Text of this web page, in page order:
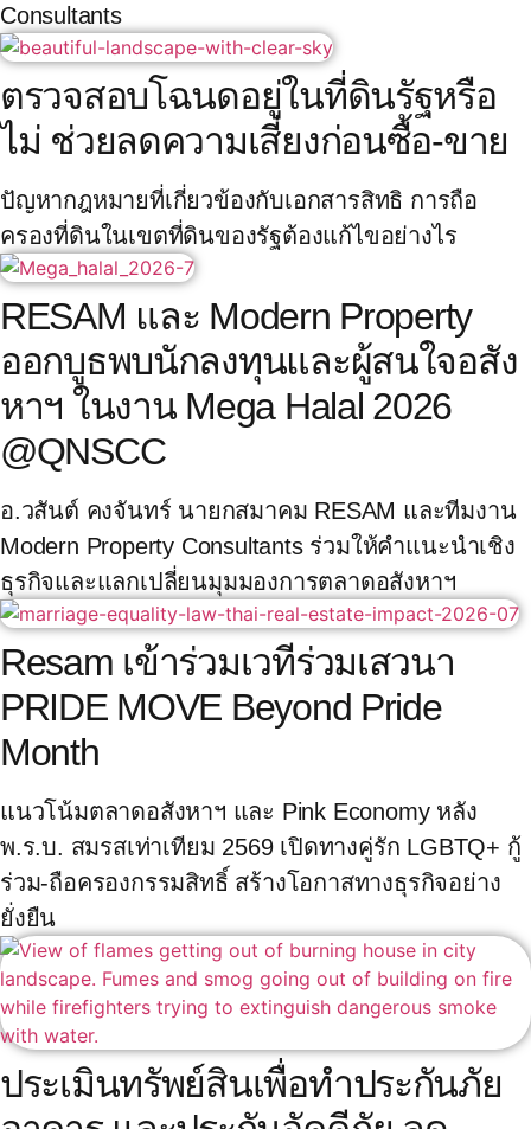
Consultants
ตรวจสอบโฉนดอยู่ในที่ดินรัฐหรือ
ไม่ ช่วยลดความเสี่ยงก่อนซื้อ-ขาย
ปัญหากฎหมายที่เกี่ยวข้องกับเอกสารสิทธิ การถือ
ครองที่ดินในเขตที่ดินของรัฐต้องแก้ไขอย่างไร
RESAM และ Modern Property
ออกบูธพบนักลงทุนและผู้สนใจอสัง
หาฯ ในงาน Mega Halal 2026
@QNSCC
อ.วสันต์ คงจันทร์ นายกสมาคม RESAM และทีมงาน
Modern Property Consultants ร่วมให้คำแนะนำเชิง
ธุรกิจและแลกเปลี่ยนมุมมองการตลาดอสังหาฯ
Resam เข้าร่วมเวทีร่วมเสวนา
PRIDE MOVE Beyond Pride
Month
แนวโน้มตลาดอสังหาฯ และ Pink Economy หลัง
พ.ร.บ. สมรสเท่าเทียม 2569 เปิดทางคู่รัก LGBTQ+ กู้
ร่วม-ถือครองกรรมสิทธิ์ สร้างโอกาสทางธุรกิจอย่าง
ยั่งยืน
ประเมินทรัพย์สินเพื่อทำประกันภัย